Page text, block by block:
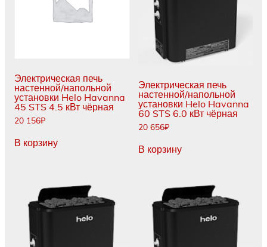
Электрическая печь
настенной/напольной
установки Helo Havanna
45 STS 4.5 кВт чёрная
20 156₽
В корзину
Электрическая печь
настенной/напольной
установки Helo Havanna
60 STS 6.0 кВт чёрная
20 656₽
В корзину